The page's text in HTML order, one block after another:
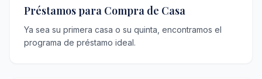
Préstamos para Compra de Casa
Ya sea su primera casa o su quinta, encontramos el
programa de préstamo ideal.